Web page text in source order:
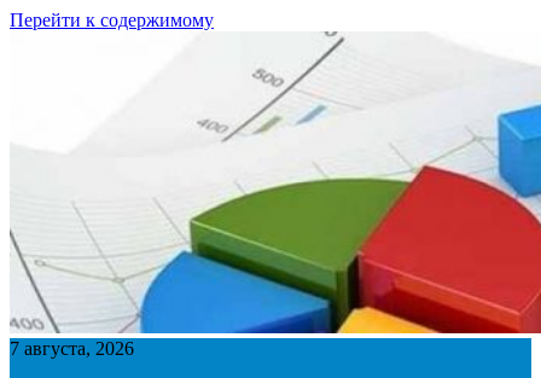
Перейти к содержимому
7 августа, 2026